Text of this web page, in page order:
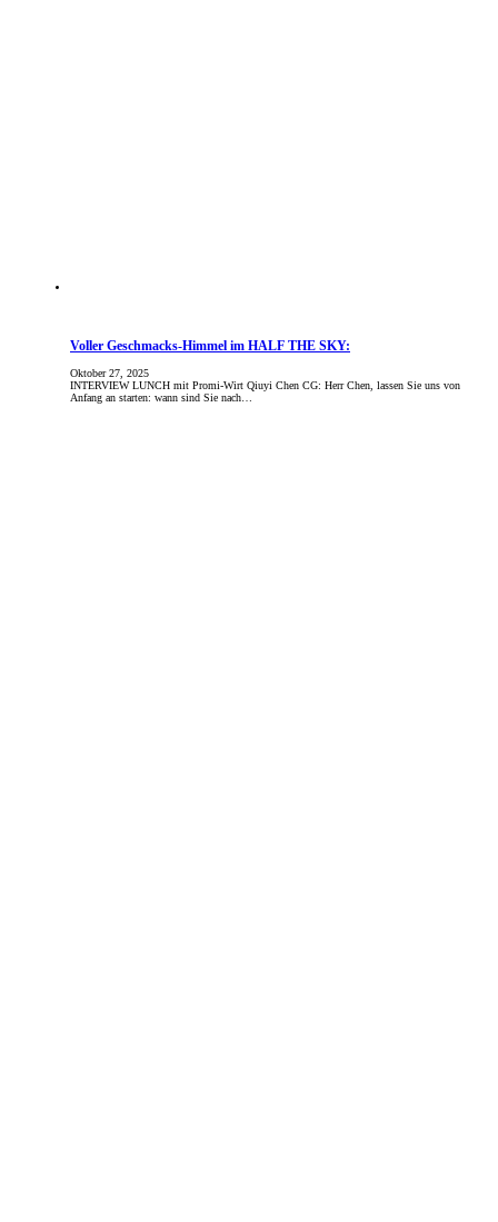
Voller Geschmacks-Himmel im HALF THE SKY:
Oktober 27, 2025
INTERVIEW LUNCH mit Promi-Wirt Qiuyi Chen CG: Herr Chen, lassen Sie uns von
Anfang an starten: wann sind Sie nach…